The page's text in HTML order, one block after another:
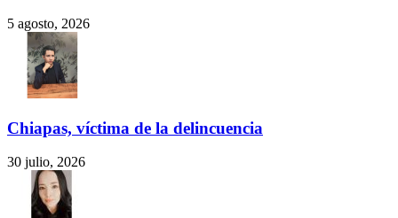
5 agosto, 2026
Chiapas, víctima de la delincuencia
30 julio, 2026